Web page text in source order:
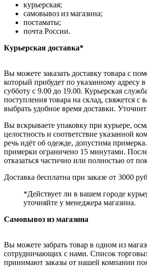
курьерская;
самовывоз из магазина;
постаматы;
почта России.
Курьерская доставка*
Вы можете заказать доставку товара с
который прибудет по указанному адресу
субботу с 9.00 до 19.00. Курьерская
поступления товара на склад, свяжется с
выбрать удобное время доставки. Уточнит
Вы вскрываете упаковку при курьере,
целостность и соответствие указанной
речь идёт об одежде, допустима
примерки ограничено 15 минутами.
отказаться частично или полностью от
Доставка бесплатна при заказе от 3000
*Действует ли в вашем городе
уточняйте у менеджера магазина.
Самовывоз из магазина
Вы можете забрать товар в одном из
сотрудничающих с нами. Список
принимают заказы от нашей компании